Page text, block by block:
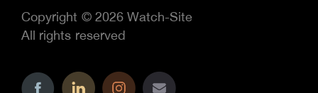
Copyright © 2026 Watch-Site
All rights reserved